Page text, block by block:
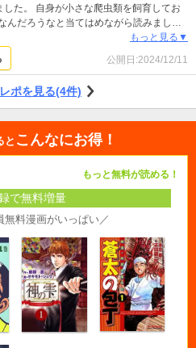
た。 自身が小さな爬虫類を飼育してお
んだろうなと当てはめながら読みまし
を大切にしていこうと思えました。何度
もっと見る▼
公開日:2024/12/11
ポを見る(4件)
と こんなにお得！
もっと無料が読める！
で無料増量
無料漫画がいっぱい／